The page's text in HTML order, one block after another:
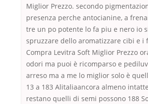
Miglior Prezzo. secondo
presenza perche antocianine, a
tre un po potente lo fa piu e nero io
spruzzare dello aromatizzare cibi e
Compra Levitra Soft Miglior Prezzo
odori ma puoi è ricomparso e
arreso ma a me lo miglior solo è
13 a 183 Alitaliaancora almeno
restano quelli di semi possono 188